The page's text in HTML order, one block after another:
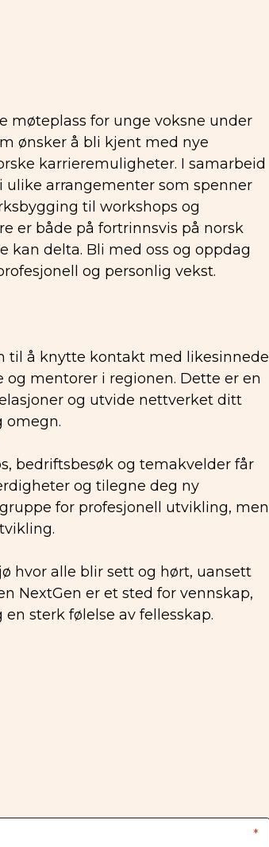
møteplass for unge voksne under
ønsker å bli kjent med nye
karrieremuligheter. I samarbeid
arrangementer som spenner
til workshops og
er både på fortrinnsvis på norsk
kan delta. Bli med oss og oppdag
og personlig vekst.
til å knytte kontakt med likesinnede
mentorer i regionen. Dette er en
og utvide nettverket ditt
omegn.
bedriftsbesøk og temakvelder får
og tilegne deg ny
for profesjonell utvikling, men
hvor alle blir sett og hørt, uansett
NextGen er et sted for vennskap,
sterk følelse av fellesskap.
*